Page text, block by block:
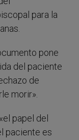
para la
pone
del paciente
de
morir».
papel del
paciente es